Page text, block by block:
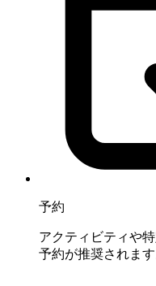
予約
アクティビティや
予約が推奨されます